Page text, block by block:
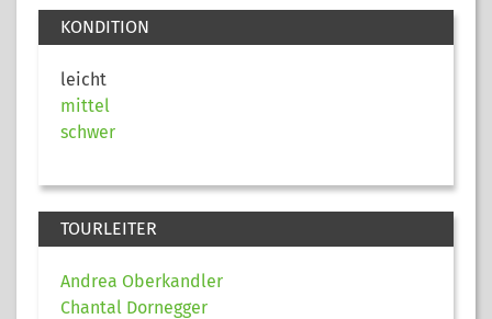
KONDITION
leicht
mittel
schwer
TOURLEITER
Andrea Oberkandler
Chantal Dornegger